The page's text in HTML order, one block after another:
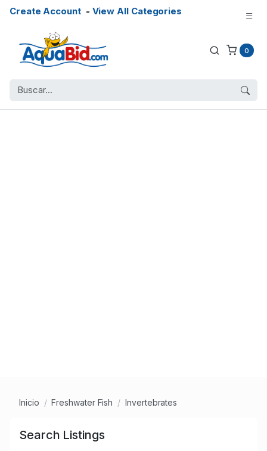
Create Account- View All Categories
0
Inicio Freshwater Fish Invertebrates
Search Listings